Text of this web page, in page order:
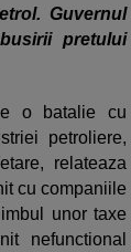
Guvernul
pretului
o batalie cu
petroliere,
relateaza
cu companiile
unor taxe
nefunctional